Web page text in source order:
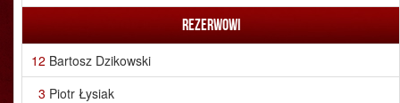
Rezerwowi
12 Bartosz Dzikowski
3 Piotr Łysiak